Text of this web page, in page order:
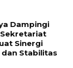
Dampingi
Sinergi
Stabilitas